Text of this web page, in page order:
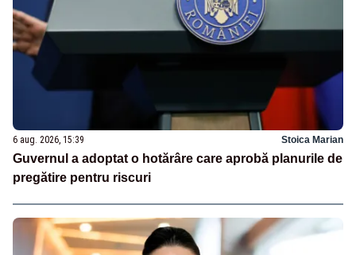
6 aug. 2026, 15:39 Stoica Marian
Guvernul a adoptat o hotărâre care aprobă planurile de
pregătire pentru riscuri